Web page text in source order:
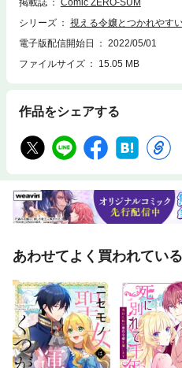
シリーズ
視える令嬢とつかれやす
電子版配信開始日
2022/05/01
ファイルサイズ
15.05 MB
作品をシェアする
あわせてよく買われてい